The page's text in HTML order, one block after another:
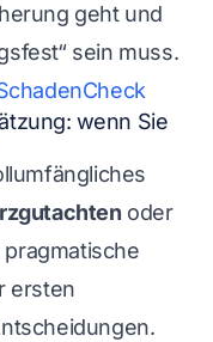
geht und
sein muss.
wenn Sie
oder
ersten